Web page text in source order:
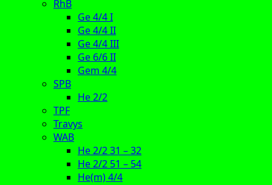
RhB
Ge 4/4 I
Ge 4/4 II
Ge 4/4 III
Ge 6/6 II
Gem 4/4
SPB
He 2/2
TPF
Travys
WAB
He 2/2 31 – 32
He 2/2 51 – 54
He(m) 4/4